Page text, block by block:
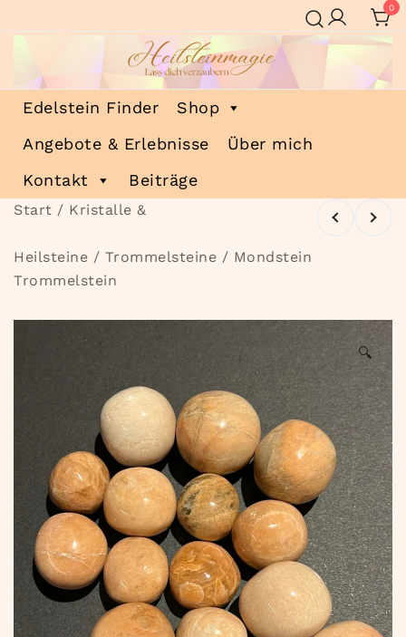
Inhalt
0
Heilsteinmagie
Lass dich verzaubern
Edelstein Finder
Shop
Angebote & Erlebnisse
Über mich
Kontakt
Beiträge
Start / Kristalle &
Heilsteine / Trommelsteine / Mondstein
Trommelstein
🔍